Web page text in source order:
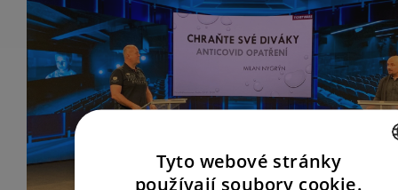
Tyto webové stránky
používají soubory cookie.